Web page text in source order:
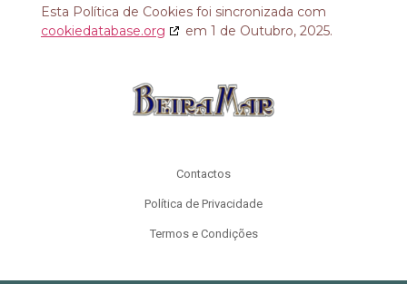
Esta Política de Cookies foi sincronizada com
cookiedatabase.org
em 1 de Outubro, 2025.
Contactos
Política de Privacidade
Termos e Condições